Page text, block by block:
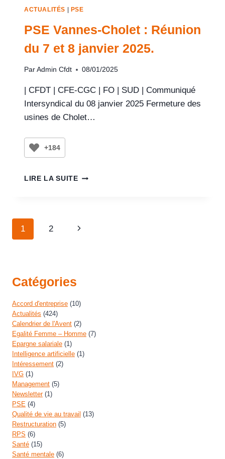
ACTUALITÉS PSE
PSE Vannes-Cholet : Réunion
du 7 et 8 janvier 2025.
Par Admin Cfdt 08/01/2025
| CFDT | CFE-CGC | FO | SUD | Communiqué
Intersyndical du 08 janvier 2025 Fermeture des
usines de Cholet…
+184
LIRE LA SUITE
1 2
Catégories
Accord d'entreprise (10)
Actualités (424)
Calendrier de l'Avent (2)
Egalité Femme – Homme (7)
Epargne salariale (1)
Intelligence artificielle (1)
Intéressement (2)
IVG (1)
Management (5)
Newsletter(1)
PSE (4)
Qualité de vie au travail (13)
Restructuration (5)
RPS (6)
Santé (15)
Santé mentale (6)